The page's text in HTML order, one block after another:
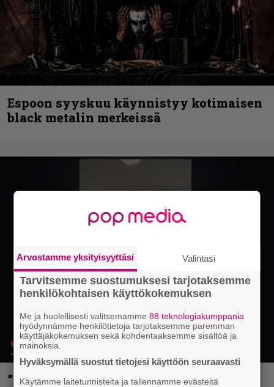
Espoon syyskuu käynnistyy kotimaisen
black metalin merkeissä
”Mitalini näyttää ihan plektralta” –
Arvostamme yksityisyyttäsi Valintasi
Tarvitsemme suostumuksesi tarjotaksemme
henkilökohtaisen käyttökokemuksen
Me ja huolellisesti valitsemamme88 teknologiakumppania
hyödynnämme henkilötietoja tarjotaksemme paremman
käyttäjäkokemuksen sekä kohdentaaksemme sisältöä ja
mainoksia.
Hyväksymällä suostut tietojesi käyttöön seuraavasti
Käytämme laitetunnisteita ja tallennamme evästeitä